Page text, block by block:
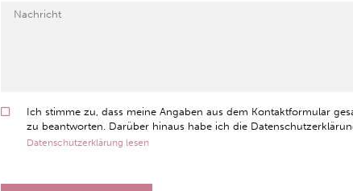
Ich stimme zu, dass meine Angaben aus dem Kontaktformular
zu beantworten. Darüber hinaus habe ich die
Datenschutzerklärung lesen